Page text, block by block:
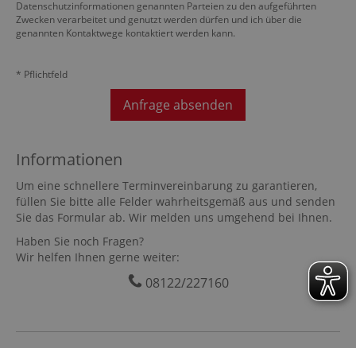
Datenschutzinformationen genannten Parteien zu den aufgeführten
Zwecken verarbeitet und genutzt werden dürfen und ich über die
genannten Kontaktwege kontaktiert werden kann.
* Pflichtfeld
Anfrage absenden
Informationen
Um eine schnellere Terminvereinbarung zu garantieren,
füllen Sie bitte alle Felder wahrheitsgemäß aus und senden
Sie das Formular ab. Wir melden uns umgehend bei Ihnen.
Haben Sie noch Fragen?
Wir helfen Ihnen gerne weiter:
08122/227160